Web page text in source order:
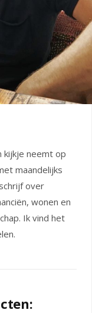
kijkje neemt op
maandelijks
over
wonen en
Ik vind het